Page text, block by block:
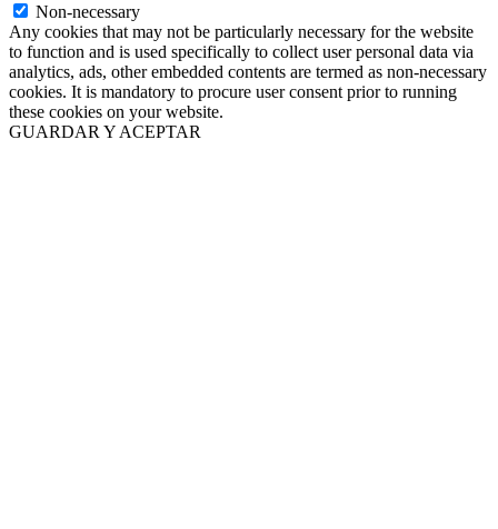
Non-necessary
Any cookies that may not be particularly necessary for the website
to function and is used specifically to collect user personal data via
analytics, ads, other embedded contents are termed as non-necessary
cookies. It is mandatory to procure user consent prior to running
these cookies on your website.
GUARDAR Y ACEPTAR